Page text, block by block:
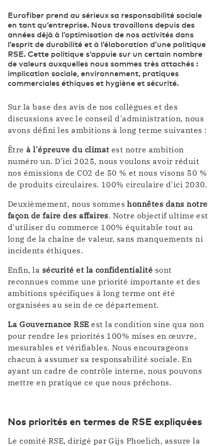
Finance
ICT & Télécommunications
Industrie
Services publics et Administration
Emplois
Belgium English
France Français
Germany English
Eurofiber prend au sérieux sa responsabilité sociale
en tant qu’entreprise. Nous travaillons depuis des
années déjà à l’optimisation de nos activités dans
l’esprit de durabilité et à l’élaboration d’une politique
RSE. Cette politique s’appuie sur un certain nombre
de valeurs auxquelles nous sommes très attachés :
implication sociale, environnement, pratiques
commerciales éthiques et hygiène et sécurité.
Sur la base des avis de nos collègues et des
discussions avec le conseil d'administration, nous
avons défini les ambitions à long terme suivantes :
Êtreà l'épreuve du climat est notre ambition
numéro un. D'ici 2025, nous voulons avoir réduit
nos émissions de CO2 de 50 % et nous visons 50 %
de produits circulaires. 100% circulaire d'ici 2030.
Deuxièmement, nous sommeshonnêtes dans notre
façon de faire des affaires. Notre objectif ultime est
d'utiliser du commerce 100% équitable tout au
long de la chaîne de valeur, sans manquements ni
incidents éthiques.
Enfin, la sécurité et la confidentialité sont
reconnues comme une priorité importante et des
ambitions spécifiques à long terme ont été
organisées au sein de ce département.
La Gouvernance RSE est la condition sine qua non
pour rendre les priorités 100% mises en œuvre,
mesurables et vérifiables. Nous encourageons
chacun à assumer sa responsabilité sociale. En
ayant un cadre de contrôle interne, nous pouvons
mettre en pratique ce que nous prêchons.
Nos priorités en termes de RSE expliquées
Le comité RSE, dirigé par Gijs Phoelich, assure la